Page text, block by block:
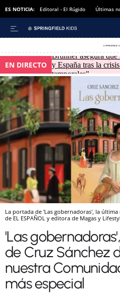
ES NOTICIA: Editoral - El Rúgido Últimas
EN DIRECTO
Brunner asegura
y España tras la
temporales"
La portada de 'Las gobernadoras', la
de EL ESPAÑOL y editora de Magas y
'Las
de Cruz Sánchez
nuestra
más especial